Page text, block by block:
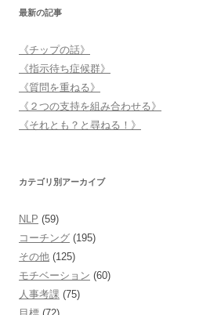
最新の記事
《チップの話》
《指示待ち症候群》
《質問を重ねる》
《２つの支持を組み合わせる》
《それとも？と尋ねる！》
カテゴリ別アーカイブ
NLP (59)
コーチング (195)
その他 (125)
モチベーション (60)
人事考課 (75)